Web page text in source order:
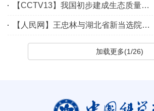
【CCTV13】我国初步建成生态质量监测网络体系
【人民网】王忠林与湖北省新当选院士座谈 弘扬科学家精神 勇攀科技高峰
加载更多(1/26)